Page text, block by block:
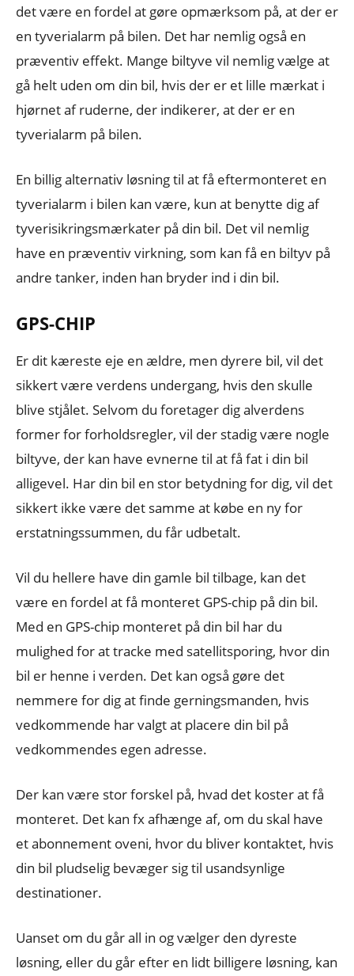
det være en fordel at gøre opmærksom på, at der er
en tyverialarm på bilen. Det har nemlig også en
præventiv effekt. Mange biltyve vil nemlig vælge at
gå helt uden om din bil, hvis der er et lille mærkat i
hjørnet af ruderne, der indikerer, at der er en
tyverialarm på bilen.
En billig alternativ løsning til at få eftermonteret en
tyverialarm i bilen kan være, kun at benytte dig af
tyverisikringsmærkater på din bil. Det vil nemlig
have en præventiv virkning, som kan få en biltyv på
andre tanker, inden han bryder ind i din bil.
GPS-CHIP
Er dit kæreste eje en ældre, men dyrere bil, vil det
sikkert være verdens undergang, hvis den skulle
blive stjålet. Selvom du foretager dig alverdens
former for forholdsregler, vil der stadig være nogle
biltyve, der kan have evnerne til at få fat i din bil
alligevel. Har din bil en stor betydning for dig, vil det
sikkert ikke være det samme at købe en ny for
erstatningssummen, du får udbetalt.
Vil du hellere have din gamle bil tilbage, kan det
være en fordel at få monteret GPS-chip på din bil.
Med en GPS-chip monteret på din bil har du
mulighed for at tracke med satellitsporing, hvor din
bil er henne i verden. Det kan også gøre det
nemmere for dig at finde gerningsmanden, hvis
vedkommende har valgt at placere din bil på
vedkommendes egen adresse.
Der kan være stor forskel på, hvad det koster at få
monteret. Det kan fx afhænge af, om du skal have
et abonnement oveni, hvor du bliver kontaktet, hvis
din bil pludselig bevæger sig til usandsynlige
destinationer.
Uanset om du går all in og vælger den dyreste
løsning, eller du går efter en lidt billigere løsning, kan